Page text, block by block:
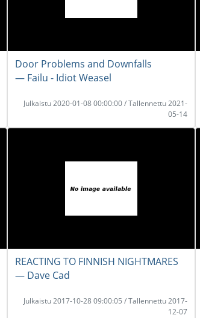
Door Problems and Downfalls
― Failu - Idiot Weasel
Julkaistu 2020-01-08 00:00:00 / Tallennettu 2021-
05-14
REACTING TO FINNISH NIGHTMARES
― Dave Cad
Julkaistu 2017-10-28 09:00:05 / Tallennettu 2017-
12-07